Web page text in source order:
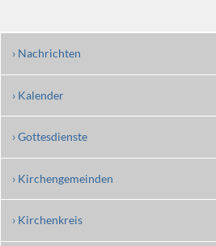
› Nachrichten
› Kalender
› Gottesdienste
› Kirchengemeinden
› Kirchenkreis